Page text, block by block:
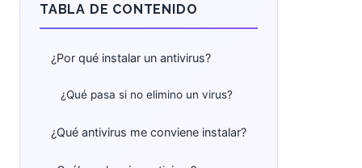
TABLA DE CONTENIDO
¿Por qué instalar un antivirus?
¿Qué pasa si no elimino un virus?
¿Qué antivirus me conviene instalar?